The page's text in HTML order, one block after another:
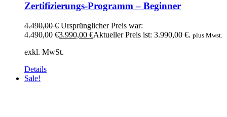
Zertifizierungs-Programm – Beginner
4.490,00€ Ursprünglicher Preis war:
4.490,00 €3.990,00 €Aktueller Preis ist: 3.990,00 €. plus Mwst.
exkl. MwSt.
Details
Sale!